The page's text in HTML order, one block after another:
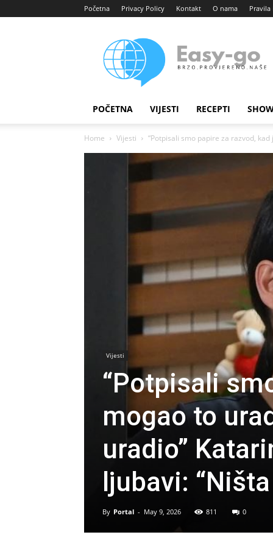
Početna Privacy Policy Kontakt O nama
portal
POČETNA VIJESTI RECEPTI
Home Vijesti “Potpisali smo papire za razvod,
Vijesti
“Potpisali
mogao to
uradio”
ljubavi:
By Portal - May 9, 2026 811 0